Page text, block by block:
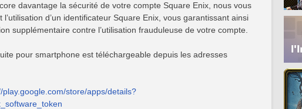
davantage la sécurité de votre compte Square Enix, nous vous
l’utilisation d’un identificateur Square Enix, vous garantissant ainsi
supplémentaire contre l’utilisation frauduleuse de votre compte.
pour smartphone est téléchargeable depuis les adresses
play.google.com/store/apps/details?